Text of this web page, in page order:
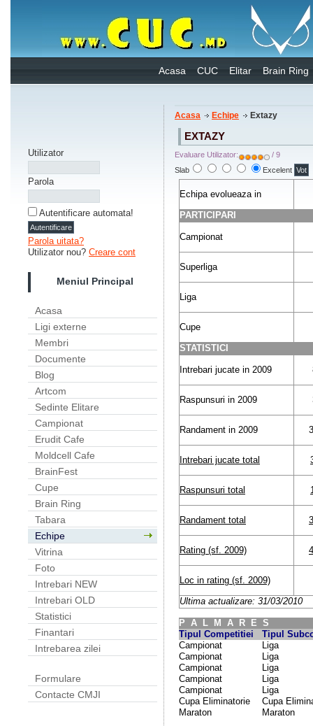
Acasa CUC Elitar Brain Ring
Utilizator
Parola
Autentificare automata!
Parola uitata?
Utilizator nou? Creare cont
Meniul Principal
Acasa
Ligi externe
Membri
Documente
Blog
Artcom
Sedinte Elitare
Campionat
Erudit Cafe
Moldcell Cafe
BrainFest
Cupe
Brain Ring
Tabara
Echipe
Vitrina
Foto
Intrebari NEW
Intrebari OLD
Statistici
Finantari
Intrebarea zilei
Formulare
Contacte CMJI
Acasa Echipe Extazy
EXTAZY
Evaluare Utilizator:
/ 9
Slab
Excelent
Echipa evolueaza in
PARTICIPARI
Campionat
Superliga
Liga
Cupe
STATISTICI
Intrebari jucate in 2009
Raspunsuri in 2009
Randament in 2009
Intrebari jucate total
Raspunsuri total
Randament total
Rating (sf. 2009)
Loc in rating (sf. 2009)
Ultima actualizare: 31/03/2010
P A L M A R E S
Tipul Competitiei
Tipul
Campionat
Liga
Campionat
Liga
Campionat
Liga
Campionat
Liga
Campionat
Liga
Cupa Eliminatorie
Cupa
Maraton
Maraton